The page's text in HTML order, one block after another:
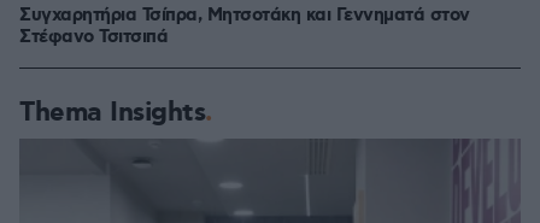
Συγχαρητήρια Τσίπρα, Μητσοτάκη και Γεννηματά στον
Στέφανο Τσιτσιπά
Thema Insights